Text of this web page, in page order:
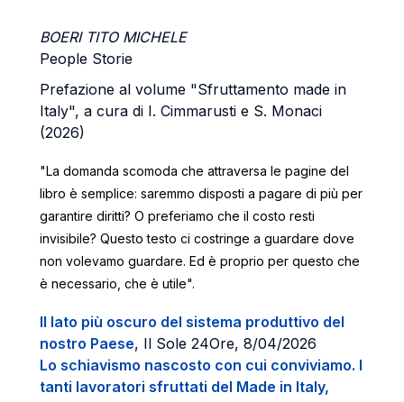
BOERI TITO MICHELE
People Storie
Prefazione al volume "Sfruttamento made in
Italy", a cura di I. Cimmarusti e S. Monaci
(2026)
"La domanda scomoda che attraversa le pagine del
libro è semplice: saremmo disposti a pagare di più per
garantire diritti? O preferiamo che il costo resti
invisibile? Questo testo ci costringe a guardare dove
non volevamo guardare. Ed è proprio per questo che
è necessario, che è utile".
Il lato più oscuro del sistema produttivo del
nostro Paese, Il Sole 24Ore, 8/04/2026
Lo schiavismo nascosto con cui conviviamo. I
tanti lavoratori sfruttati del Made in Italy,